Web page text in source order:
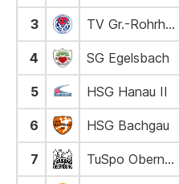
3 TV Gr.-Rohrheim
4 SG Egelsbach
5 HSG Hanau II
6 HSG Bachgau
7 TuSpo Obernburg II